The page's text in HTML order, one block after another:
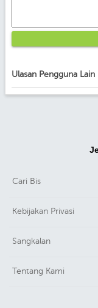
Ulasan Pengguna Lain
Cari Bis
Kebijakan Privasi
Sangkalan
Tentang Kami